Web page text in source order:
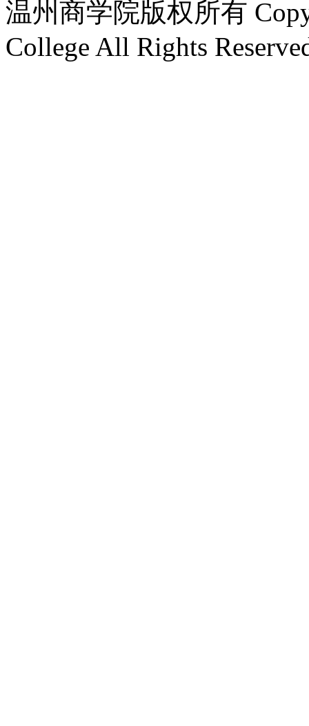
温州商学院版权所有
College All Rights